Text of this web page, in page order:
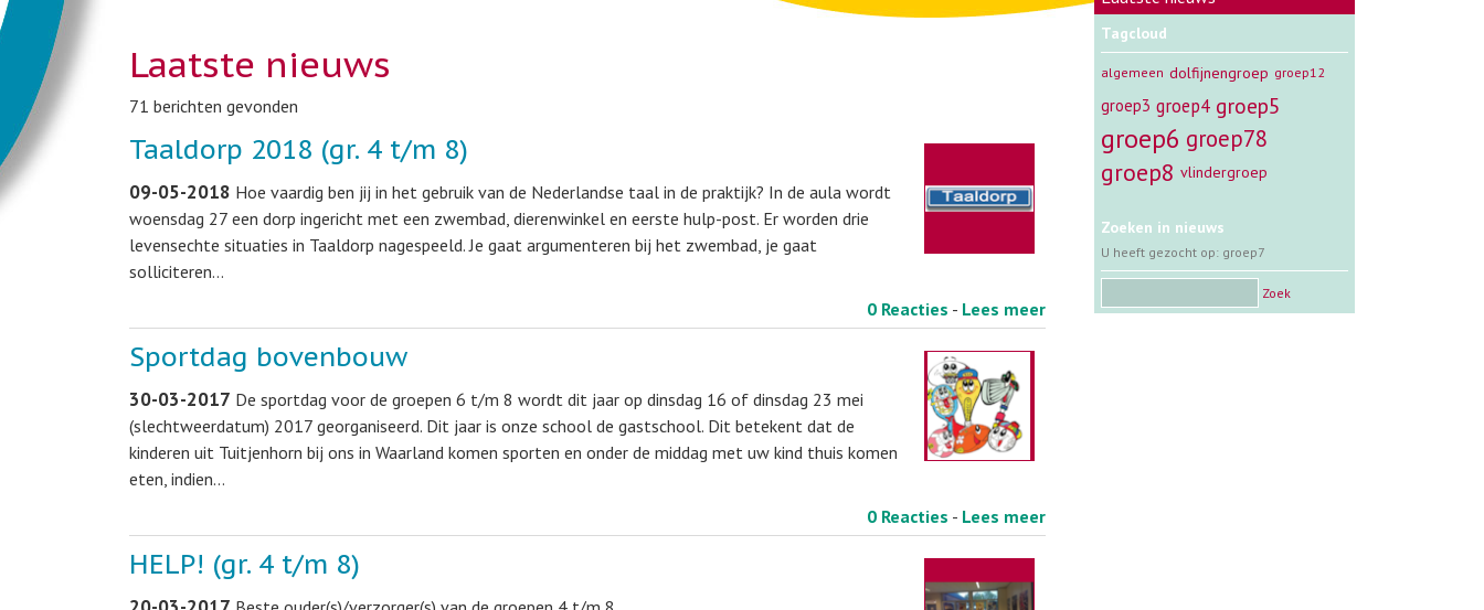
Laatste nieuws
71 berichten gevonden
Taaldorp 2018 (gr. 4 t/m 8)
09-05-2018 Hoe vaardig ben jij in het gebruik van de Nederlandse taal in de praktijk? In de aula wordt
woensdag 27 een dorp ingericht met een zwembad, dierenwinkel en eerste hulp-post. Er worden drie
levensechte situaties in Taaldorp nagespeeld. Je gaat argumenteren bij het zwembad, je gaat
solliciteren…
0 Reacties - Lees meer
Sportdag bovenbouw
30-03-2017 De sportdag voor de groepen 6 t/m 8 wordt dit jaar op dinsdag 16 of dinsdag 23 mei
(slechtweerdatum) 2017 georganiseerd. Dit jaar is onze school de gastschool. Dit betekent dat de
kinderen uit Tuitjenhorn bij ons in Waarland komen sporten en onder de middag met uw kind thuis komen
eten, indien…
0 Reacties - Lees meer
HELP! (gr. 4 t/m 8)
Tagcloud
algemeen dolfijnengroep groep12
groep3 groep4 groep5
groep6 groep78
groep8 vlindergroep
Zoeken in nieuws
U heeft gezocht op: groep7
Zoek